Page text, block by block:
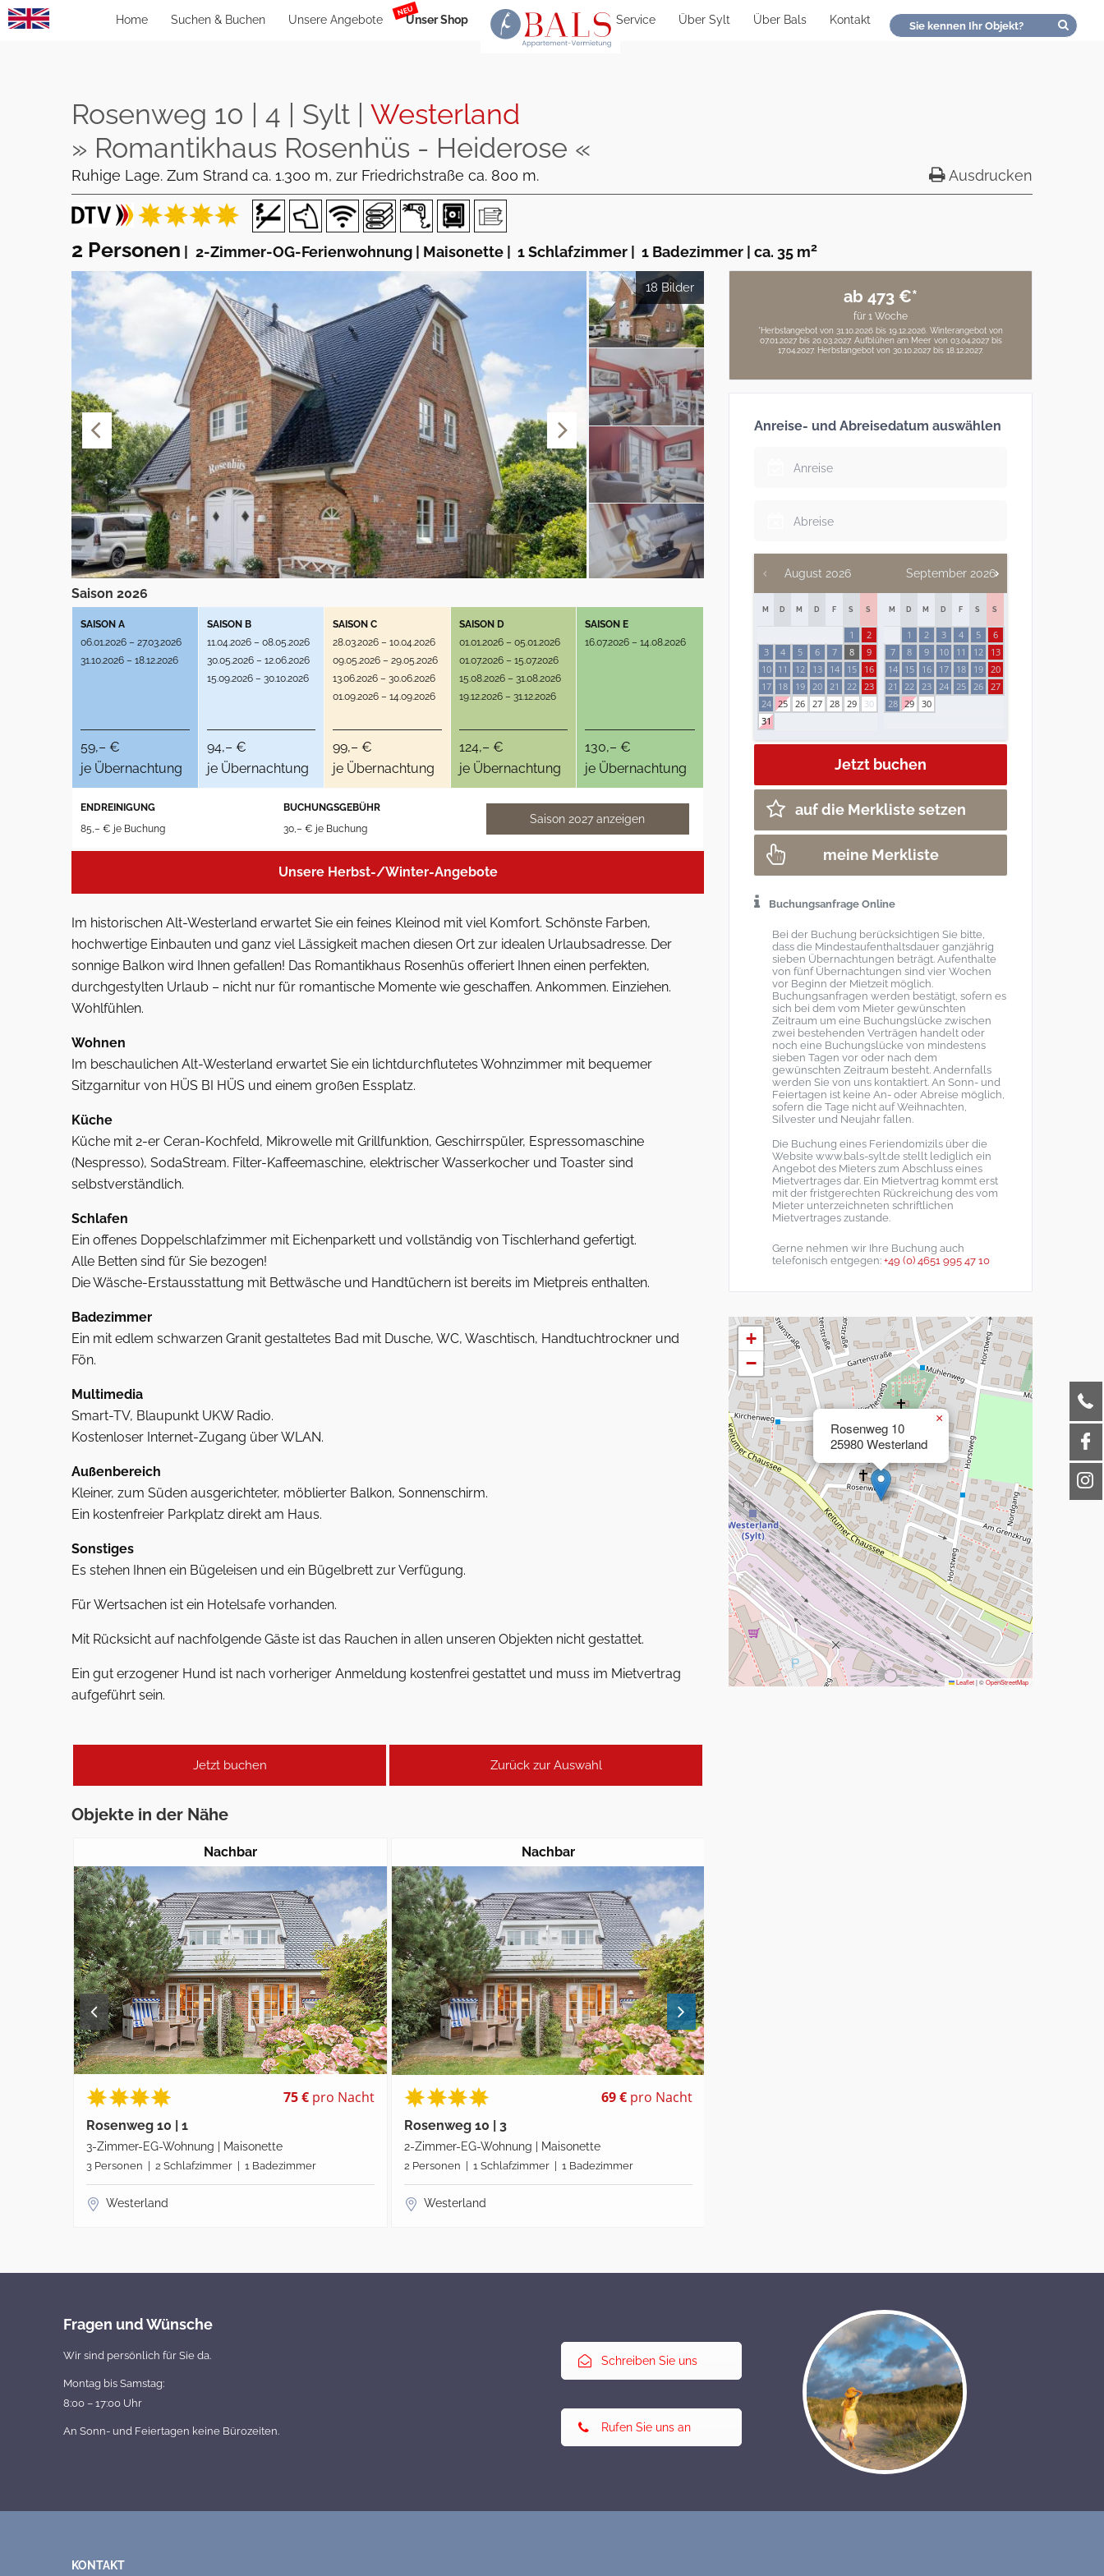
Service Über Sylt Über Bals Kontakt
Home Suchen & Buchen Unsere Angebote Unser Shop
NEU
Rosenweg 10 | 4 | Sylt | Westerland
» Romantikhaus Rosenhüs - Heiderose «
Ruhige Lage. Zum Strand ca. 1.300 m, zur Friedrichstraße ca. 800 m. Ausdrucken
2 Personen 2-Zimmer-OG-Ferienwohnung | Maisonette 1 Schlafzimmer 1 Badezimmer ca. 35 m2
18 Bilder
Saison 2026
SAISON A
06.01.2026 – 27.03.2026
31.10.2026 – 18.12.2026
59,– €
je Übernachtung
SAISON B
11.04.2026 – 08.05.2026
30.05.2026 – 12.06.2026
15.09.2026 – 30.10.2026
94,– €
je Übernachtung
SAISON C
28.03.2026 – 10.04.2026
09.05.2026 – 29.05.2026
13.06.2026 – 30.06.2026
01.09.2026 – 14.09.2026
99,– €
je Übernachtung
SAISON D
01.01.2026 – 05.01.2026
01.07.2026 – 15.07.2026
15.08.2026 – 31.08.2026
19.12.2026 – 31.12.2026
124,– €
je Übernachtung
SAISON E
16.07.2026 – 14.08.2026
130,– €
je Übernachtung
ENDREINIGUNG
85,– € je Buchung
BUCHUNGSGEBÜHR
30,– € je Buchung
Saison 2027 anzeigen
Unsere Herbst-/Winter-Angebote
Im historischen Alt-Westerland erwartet Sie ein feines Kleinod mit viel Komfort. Schönste Farben,
hochwertige Einbauten und ganz viel Lässigkeit machen diesen Ort zur idealen Urlaubsadresse. Der
sonnige Balkon wird Ihnen gefallen! Das Romantikhaus Rosenhüs offeriert Ihnen einen perfekten,
durchgestylten Urlaub – nicht nur für romantische Momente wie geschaffen. Ankommen. Einziehen.
Wohlfühlen.
Wohnen
Im beschaulichen Alt-Westerland erwartet Sie ein lichtdurchflutetes Wohnzimmer mit bequemer
Sitzgarnitur von HÜS BI HÜS und einem großen Essplatz.
Küche
Küche mit 2-er Ceran-Kochfeld, Mikrowelle mit Grillfunktion, Geschirrspüler, Espressomaschine
(Nespresso), SodaStream. Filter-Kaffeemaschine, elektrischer Wasserkocher und Toaster sind
selbstverständlich.
Schlafen
Ein offenes Doppelschlafzimmer mit Eichenparkett und vollständig von Tischlerhand gefertigt.
Alle Betten sind für Sie bezogen!
Die Wäsche-Erstausstattung mit Bettwäsche und Handtüchern ist bereits im Mietpreis enthalten.
Badezimmer
Ein mit edlem schwarzen Granit gestaltetes Bad mit Dusche, WC, Waschtisch, Handtuchtrockner und
Fön.
Multimedia
Smart-TV, Blaupunkt UKW Radio.
Kostenloser Internet-Zugang über WLAN.
Außenbereich
Kleiner, zum Süden ausgerichteter, möblierter Balkon, Sonnenschirm.
Ein kostenfreier Parkplatz direkt am Haus.
Sonstiges
Es stehen Ihnen ein Bügeleisen und ein Bügelbrett zur Verfügung.
Für Wertsachen ist ein Hotelsafe vorhanden.
Mit Rücksicht auf nachfolgende Gäste ist das Rauchen in allen unseren Objekten nicht gestattet.
Ein gut erzogener Hund ist nach vorheriger Anmeldung kostenfrei gestattet und muss im Mietvertrag
aufgeführt sein.
Jetzt buchen Zurück zur Auswahl
Objekte in der Nähe
Nachbar
69 €pro Nacht
Rosenweg 10 | 3
2-Zimmer-EG-Wohnung | Maisonette
2 Personen | 1 Schlafzimmer | 1 Badezimmer
Westerland
ca. 86m entfernt
121 €pro Nacht
Südhedig 3 | Wohnung 2
3-Zimmer-EG-Wohnung | Maisonette
4 Personen | 2 Schlafzimmer | 2 Badezimmer
Westerland
ab 473 €*
für 1 Woche
*Herbstangebot von 31.10.2026 bis 19.12.2026. Winterangebot von
07.01.2027 bis 20.03.2027. Aufblühen am Meer von 03.04.2027 bis
17.04.2027. Herbstangebot von 30.10.2027 bis 18.12.2027.
Anreise- und Abreisedatum auswählen
August 2026
M D M D F S S
1
2
3
4 5 6 7 8
9
10
11 12 13 14 15
16
17
18 19 20 21 22 23
24 25 26 27 28 29
30
31
September 2026
M D M D F S S
1 2 3 4 5
6
7
8 9 10 11 12
13
14
15 16 17 18 19 20
21
22 23 24 25 26 27
28 29 30
auf die Merkliste setzen
meine Merkliste
Buchungsanfrage Online
Bei der Buchung berücksichtigen Sie bitte,
dass die Mindestaufenthaltsdauer ganzjährig
sieben Übernachtungen beträgt. Aufenthalte
von fünf Übernachtungen sind vier Wochen
vor Beginn der Mietzeit möglich.
Buchungsanfragen werden bestätigt, sofern es
sich bei dem vom Mieter gewünschten
Zeitraum um eine Buchungslücke zwischen
zwei bestehenden Verträgen handelt oder
noch eine Buchungslücke von mindestens
sieben Tagen vor oder nach dem
gewünschten Zeitraum besteht. Andernfalls
werden Sie von uns kontaktiert. An Sonn- und
Feiertagen ist keine An- oder Abreise möglich,
sofern die Tage nicht auf Weihnachten,
Silvester und Neujahr fallen.
Die Buchung eines Feriendomizils über die
Website www.bals-sylt.de stellt lediglich ein
Angebot des Mieters zum Abschluss eines
Mietvertrages dar. Ein Mietvertrag kommt erst
mit der fristgerechten Rückreichung des vom
Mieter unterzeichneten schriftlichen
Mietvertrages zustande.
Gerne nehmen wir Ihre Buchung auch
telefonisch entgegen: +49 (0) 4651 995 47 10
Rosenweg 10
25980 Westerland
×
+
−
Leaflet|©OpenStreetMap
Fragen und Wünsche
Wir sind persönlich für Sie da.
Montag bis Samstag:
8:00 – 17:00 Uhr
An Sonn- und Feiertagen keine Bürozeiten.
Schreiben Sie uns
Rufen Sie uns an
KONTAKT